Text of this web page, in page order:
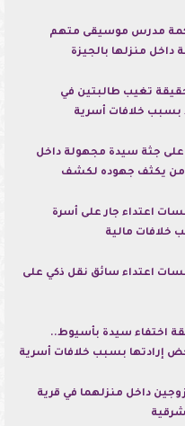
مدرس موسيقى متهم
داخل منزلها بالجيزة
تغيب طالبتين في
بسبب خلافات أسرية
على جثة سيدة مجهولة داخل
يكثف جهوده لكشف
اعتداء جار على أسرة
خلافات مالية
اعتداء سائق نقل ذكي على
اختفاء سيدة بأسيوط..
إرادتها بسبب خلافات أسرية
داخل منزلهما في قرية